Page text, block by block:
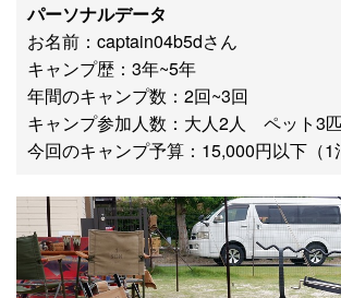
パーソナルデータ
お名前：captain04b5dさん
キャンプ歴：3年~5年
年間のキャンプ数：2回~3回
キャンプ参加人数：大人2人 ペット3匹
今回のキャンプ予算：15,000円以下（1